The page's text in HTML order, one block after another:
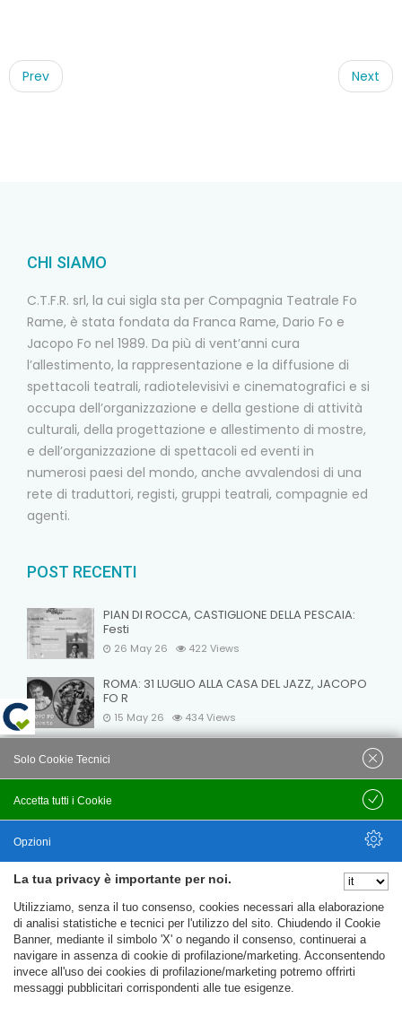
Post
navigation
Prev Next
CHI SIAMO
C.T.F.R. srl, la cui sigla sta per Compagnia Teatrale Fo
Rame, è stata fondata da Franca Rame, Dario Fo e
Jacopo Fo nel 1989. Da più di vent’anni cura
l’allestimento, la rappresentazione e la diffusione di
spettacoli teatrali, radiotelevisivi e cinematografici e si
occupa dell’organizzazione e della gestione di attività
culturali, della progettazione e allestimento di mostre,
e dell’organizzazione di spettacoli ed eventi in
numerosi paesi del mondo, anche avvalendosi di una
rete di traduttori, registi, gruppi teatrali, compagnie ed
agenti.
POST RECENTI
PIAN DI ROCCA, CASTIGLIONE DELLA PESCAIA:
Festi
26 May 26 422 Views
ROMA: 31 LUGLIO ALLA CASA DEL JAZZ, JACOPO
FO R
15 May 26 434Views
VELEIA: NOTTI A VELEIA 2026: OMAGGIO A DARIO
FO
© C.T.F.R. srl Compagnia Teatrale Fo Rame | All rights
reserved Uffici e Sede Legale: Loc. Santa Cristina 14 - 06024
Gubbio (PG) Partita IVA e C.F. 09781020152
Privacy Policy Trasparenza My account
La tua privacy è importante per noi.
Utilizziamo, senza il tuo consenso, cookies necessari alla elaborazione
di analisi statistiche e tecnici per l'utilizzo del sito. Chiudendo il Cookie
Banner, mediante il simbolo 'X' o negando il consenso, continuerai a
navigare in assenza di cookie di profilazione/marketing. Acconsentendo
invece all'uso dei cookies di profilazione/marketing potremo offrirti
messaggi pubblicitari corrispondenti alle tue esigenze.
Accetta tutti i Cookie
Solo Cookie Tecnici
Salva
Opzioni
Nascondi Opzioni